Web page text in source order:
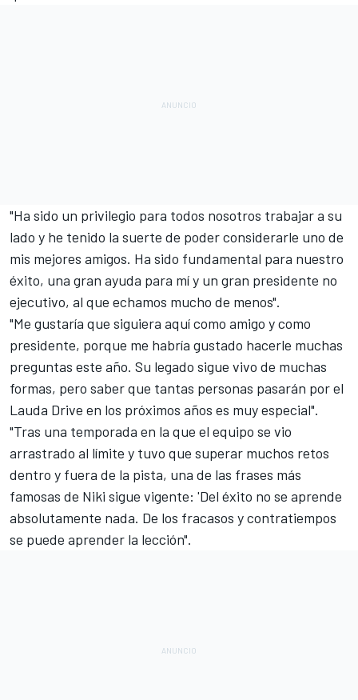
"Ha sido un privilegio para todos nosotros trabajar a su
lado y he tenido la suerte de poder considerarle uno de
mis mejores amigos. Ha sido fundamental para nuestro
éxito, una gran ayuda para mí y un gran presidente no
ejecutivo, al que echamos mucho de menos".
"Me gustaría que siguiera aquí como amigo y como
presidente, porque me habría gustado hacerle muchas
preguntas este año. Su legado sigue vivo de muchas
formas, pero saber que tantas personas pasarán por el
Lauda Drive en los próximos años es muy especial".
"Tras una temporada en la que el equipo se vio
arrastrado al límite y tuvo que superar muchos retos
dentro y fuera de la pista, una de las frases más
famosas de Niki sigue vigente: 'Del éxito no se aprende
absolutamente nada. De los fracasos y contratiempos
se puede aprender la lección".